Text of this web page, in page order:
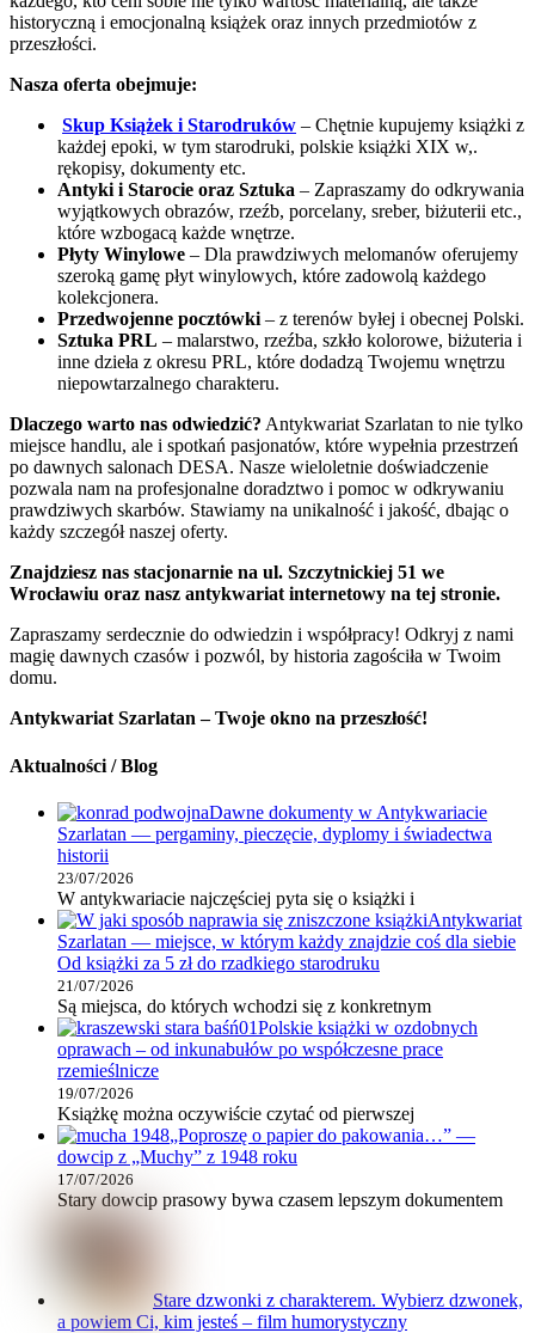
historyczną i emocjonalną książek oraz innych przedmiotów z
przeszłości.
Nasza oferta obejmuje:
Skup Książek i Starodruków – Chętnie kupujemy książki z
każdej epoki, w tym starodruki, polskie książki XIX w,.
rękopisy, dokumenty etc.
Antyki i Starocie oraz Sztuka – Zapraszamy do odkrywania
wyjątkowych obrazów, rzeźb, porcelany, sreber, biżuterii etc.,
które wzbogacą każde wnętrze.
Płyty Winylowe – Dla prawdziwych melomanów oferujemy
szeroką gamę płyt winylowych, które zadowolą każdego
kolekcjonera.
Przedwojenne pocztówki– z terenów byłej i obecnej Polski.
Sztuka PRL – malarstwo, rzeźba, szkło kolorowe, biżuteria i
inne dzieła z okresu PRL, które dodadzą Twojemu wnętrzu
niepowtarzalnego charakteru.
Dlaczego warto nas odwiedzić? Antykwariat Szarlatan to nie tylko
miejsce handlu, ale i spotkań pasjonatów, które wypełnia przestrzeń
po dawnych salonach DESA. Nasze wieloletnie doświadczenie
pozwala nam na profesjonalne doradztwo i pomoc w odkrywaniu
prawdziwych skarbów. Stawiamy na unikalność i jakość, dbając o
każdy szczegół naszej oferty.
Znajdziesz nas stacjonarnie na ul. Szczytnickiej 51 we
Wrocławiu oraz nasz antykwariat internetowy na tej stronie.
Zapraszamy serdecznie do odwiedzin i współpracy! Odkryj z nami
magię dawnych czasów i pozwól, by historia zagościła w Twoim
domu.
Antykwariat Szarlatan – Twoje okno na przeszłość!
Aktualności / Blog
Dawne dokumenty w Antykwariacie
Szarlatan — pergaminy, pieczęcie, dyplomy i świadectwa
historii
23/07/2026
W antykwariacie najczęściej pyta się o książki i
Antykwariat
Szarlatan — miejsce, w którym każdy znajdzie coś dla siebie
Od książki za 5 zł do rzadkiego starodruku
21/07/2026
Są miejsca, do których wchodzi się z konkretnym
Polskie książki w ozdobnych
oprawach – od inkunabułów po współczesne prace
rzemieślnicze
19/07/2026
Książkę można oczywiście czytać od pierwszej
„Poproszę o papier do pakowania…” —
dowcip z „Muchy” z 1948 roku
17/07/2026
Stary dowcip prasowy bywa czasem lepszym dokumentem
Stare dzwonki z charakterem. Wybierz dzwonek,
a powiem Ci, kim jesteś – film humorystyczny